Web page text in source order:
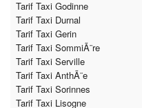
Tarif Taxi Godinne
Tarif Taxi Durnal
Tarif Taxi Gerin
Tarif Taxi SommiÃ¨re
Tarif Taxi Serville
Tarif Taxi AnthÃ¨e
Tarif Taxi Sorinnes
Tarif Taxi Lisogne